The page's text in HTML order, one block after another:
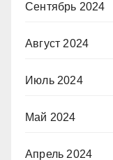
Сентябрь 2024
Август 2024
Июль 2024
Май 2024
Апрель 2024